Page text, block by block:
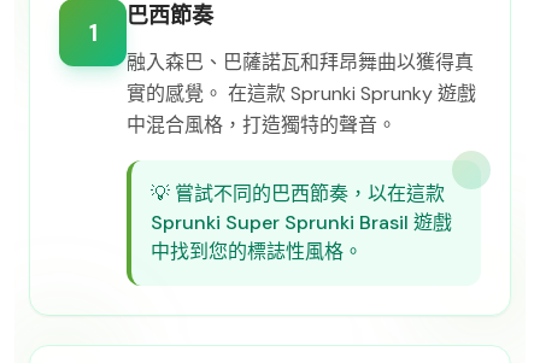
1
巴西節奏
融入森巴、巴薩諾瓦和拜昂舞曲以獲得真
實的感覺。 在這款 Sprunki Sprunky 遊戲
中混合風格，打造獨特的聲音。
💡 嘗試不同的巴西節奏，以在這款
Sprunki Super Sprunki Brasil 遊戲
中找到您的標誌性風格。